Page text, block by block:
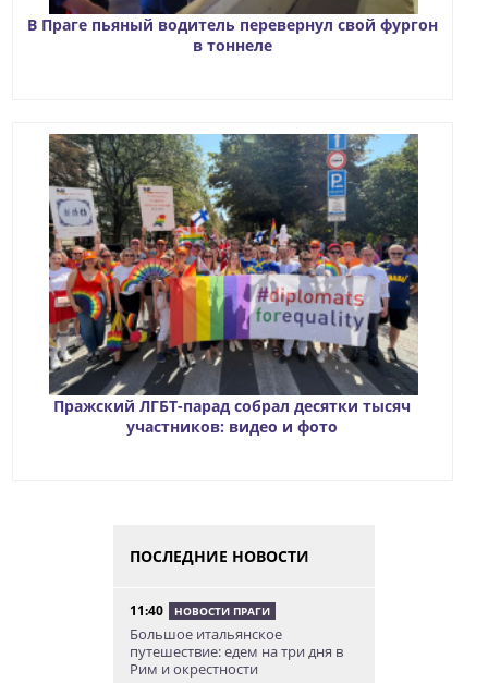
В Праге пьяный водитель перевернул свой фургон
в тоннеле
Пражский ЛГБТ-парад собрал десятки тысяч
участников: видео и фото
ПОСЛЕДНИЕ НОВОСТИ
11:40 НОВОСТИ ПРАГИ
Большое итальянское
путешествие: едем на три дня в
Рим и окрестности